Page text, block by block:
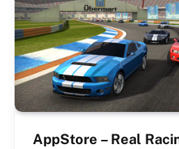
AppStore – Real